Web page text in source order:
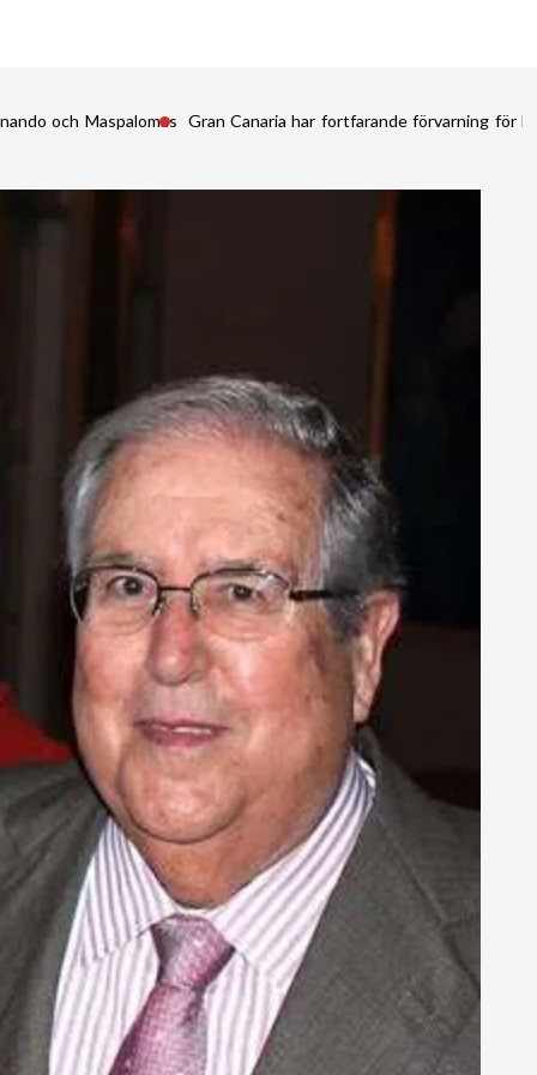
och Maspalomas Gran Canaria har fortfarande förvarning för